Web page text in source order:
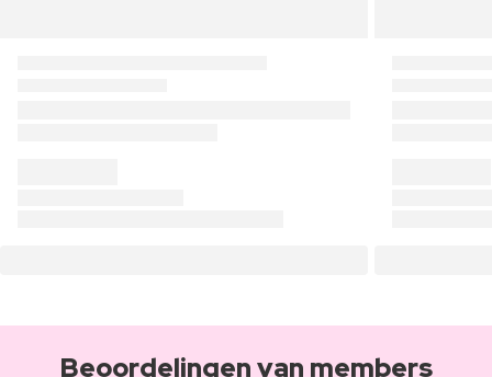
Beoordelingen van members